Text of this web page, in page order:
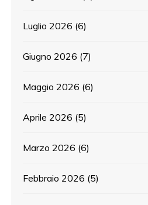
Luglio 2026 (6)
Giugno 2026 (7)
Maggio 2026 (6)
Aprile 2026 (5)
Marzo 2026 (6)
Febbraio 2026 (5)